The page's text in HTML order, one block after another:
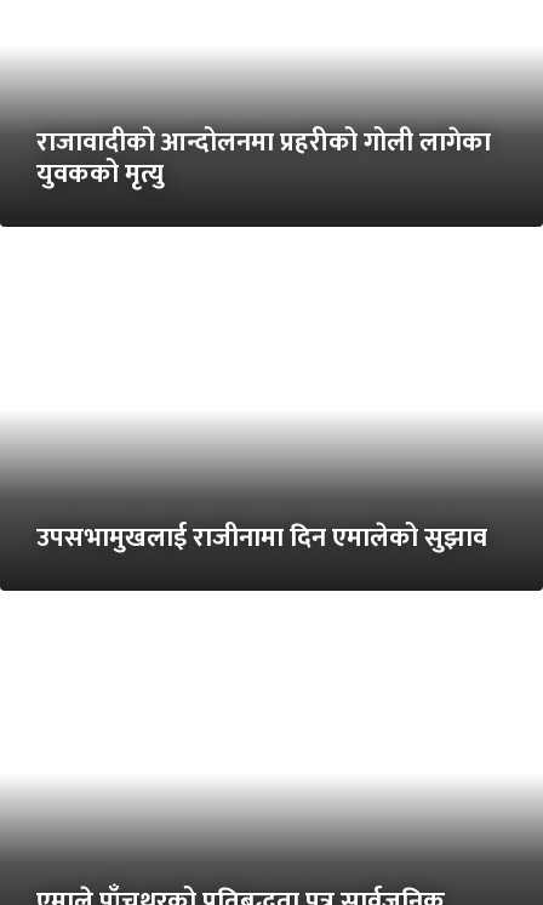
राजावादीको आन्दोलनमा प्रहरीको गोली लागेका
युवकको मृत्यु
उपसभामुखलाई राजीनामा दिन एमालेको सुझाव